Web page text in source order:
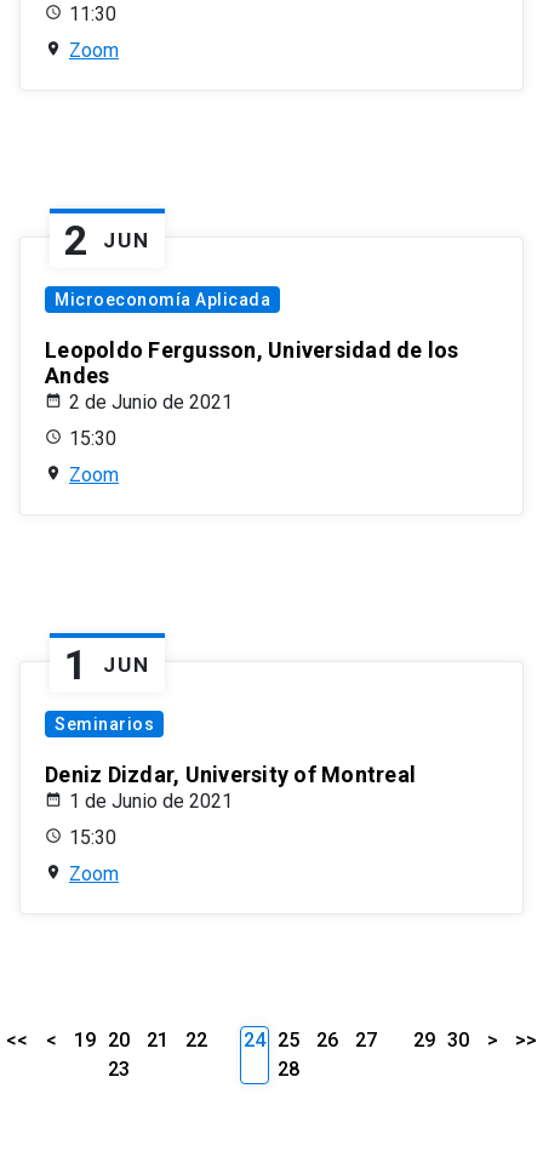
11:30
Zoom
2 JUN
Microeconomía Aplicada
Leopoldo Fergusson, Universidad de los
Andes
2 de Junio de 2021
15:30
Zoom
1 JUN
Seminarios
Deniz Dizdar, University of Montreal
1 de Junio de 2021
15:30
Zoom
<< < 19 20 21
22
23
24 25 26
27
28
29 30 > >>